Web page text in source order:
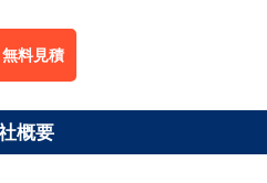
料見積
概要